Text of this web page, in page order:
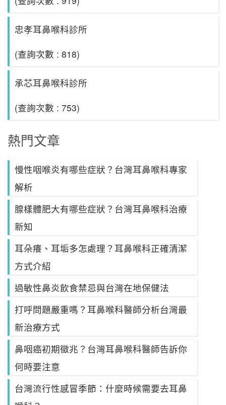
忠孝耳鼻喉科診所
(查詢次數 : 818)
承芯耳鼻喉科診所
(查詢次數 : 753)
熱門文章
慢性咽喉炎有哪些症狀？台灣耳鼻喉科專家
解析
腺樣體肥大有哪些症狀？台灣耳鼻喉科治療
新知
耳朵癢、耳垢多怎處理？耳鼻喉科正確清潔
方式介紹
過敏性鼻炎飲食禁忌與台灣在地保健法
打呼問題嚴重嗎？耳鼻喉科醫師分析台灣最
新治療方式
鼻咽癌初期徵兆？台灣耳鼻喉科醫師告訴你
何時要注意
台灣流行性感冒季節：什麼時候需要去耳鼻